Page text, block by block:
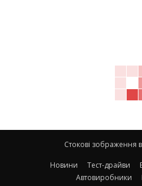
Стокові зображення
Новини Тест-драйви
Автовиробники